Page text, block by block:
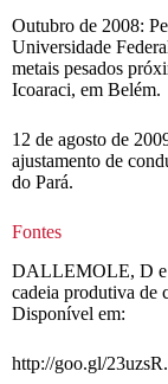
Outubro de 2008:
Universidade
metais pesados
Icoaraci, em Belém.
12 de agosto de
ajustamento de
do Pará.
Fontes
DALLEMOLE, D e
cadeia produtiva de
Disponível em:
http://goo.gl/